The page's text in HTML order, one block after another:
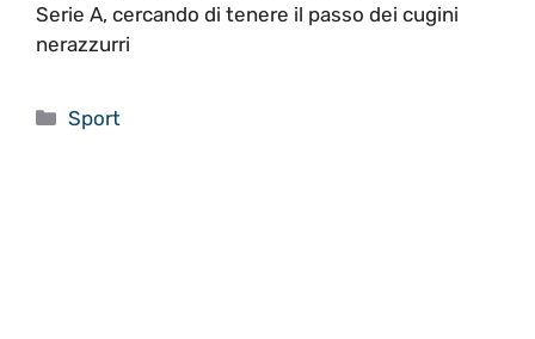
Serie A, cercando di tenere il passo dei cugini
nerazzurri
Categorie
Sport